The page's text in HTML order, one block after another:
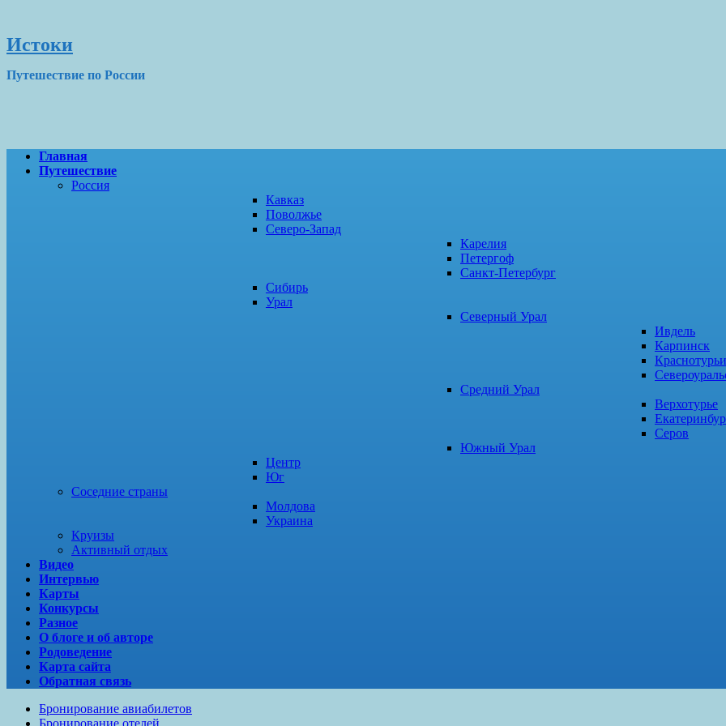
Истоки
Путешествие по России
Главная
Путешествие
Россия
Кавказ
Поволжье
Северо-Запад
Карелия
Петергоф
Санкт-Петербург
Сибирь
Урал
Северный Урал
Ивдель
Карпинск
Средний Урал
Верхотурье
Серов
Южный Урал
Центр
Юг
Соседние страны
Молдова
Украина
Круизы
Активный отдых
Видео
Интервью
Карты
Конкурсы
Разное
О блоге и об авторе
Родоведение
Карта сайта
Обратная связь
Бронирование авиабилетов
Бронирование отелей